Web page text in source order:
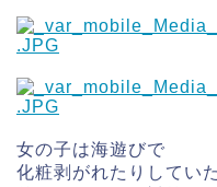
女の子は海遊びで
化粧剥がれたりしてい